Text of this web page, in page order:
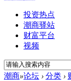
投资热点
潮商驿站
财富平台
视频
潮商»论坛 › 分类 ›